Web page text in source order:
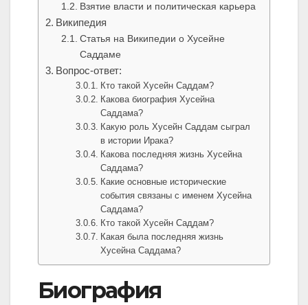
Взятие власти и политическая карьера
Википедия
Статья на Википедии о Хусейне
Саддаме
Вопрос-ответ:
Кто такой Хусейн Саддам?
Какова биография Хусейна
Саддама?
Какую роль Хусейн Саддам сыграл
в истории Ирака?
Какова последняя жизнь Хусейна
Саддама?
Какие основные исторические
события связаны с именем Хусейна
Саддама?
Кто такой Хусейн Саддам?
Какая была последняя жизнь
Хусейна Саддама?
Биография